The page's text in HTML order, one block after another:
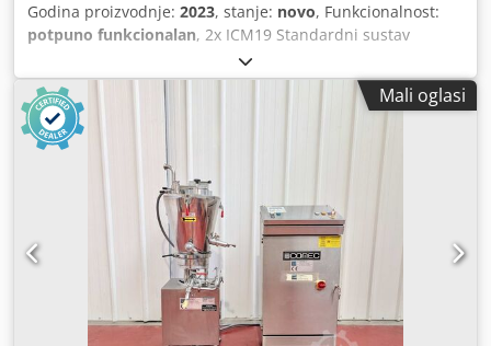
Godina proizvodnje: 2023, stanje: novo, Funkcionalnost:
potpuno funkcionalan, 2x ICM19 Standardni sustav
dizajniran za rad pri okolnim temperaturama od 5 °C do 30
°C GA-crtež prema NEA standardnom rasporedu P&ID br.
EX-zaštita PSR 11 + ATEX zaštitni sustavi Napajanje 380 V ±
5% - 50 Hz Ormar za upravljanje dizajniran za rad pri
uvjetima okoline od 5 °C do 30 °C. (nadmorska visina
mjesta ugradnje < 500 m n.v.) Raspon kapaciteta 137 - 410
kg/h = 120 - 360 g/m³ pri usisu sustava od 19 m³/min (rad s
ciklonskim sakupljačem), definirano kao količina materijala
koja ulazi u mlin – ne izlaz Nazivni kapacitet 319 kg/h za
finoću 99% < 105 mikrona pri usisu zraka u sustav od 19
m³/min (rad s ciklonskim sakupljačem) Detalji za usis zraka
u mlin < 11°C, temp. pahuljica < 25°C, veličina pahuljica <
25 mm, nasipna gustoća 0,6 – 0,7 kg/dm³ Credpjw Snm
Mali oglasi